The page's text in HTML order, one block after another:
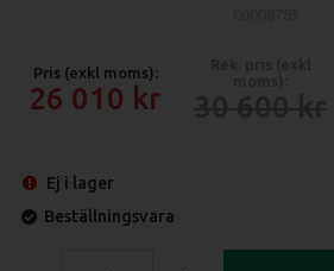
Pris (exkl moms):
26 010
Ej i lager
Beställningsvara